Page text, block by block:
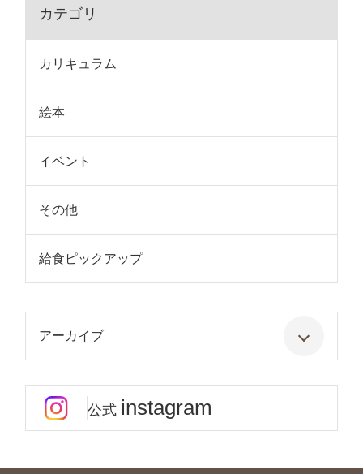
カテゴリ
カリキュラム
絵本
イベント
その他
給食ピックアップ
アーカイブ
公式 instagram